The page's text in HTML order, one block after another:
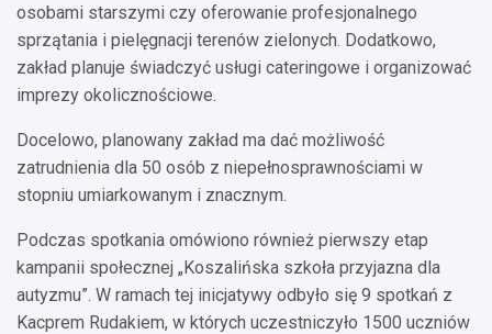
osobami starszymi czy oferowanie profesjonalnego
sprzątania i pielęgnacji terenów zielonych. Dodatkowo,
zakład planuje świadczyć usługi cateringowe i organizować
imprezy okolicznościowe.
Docelowo, planowany zakład ma dać możliwość
zatrudnienia dla 50 osób z niepełnosprawnościami w
stopniu umiarkowanym i znacznym.
Podczas spotkania omówiono również pierwszy etap
kampanii społecznej „Koszalińska szkoła przyjazna dla
autyzmu”. W ramach tej inicjatywy odbyło się 9 spotkań z
Kacprem Rudakiem, w których uczestniczyło 1500 uczniów